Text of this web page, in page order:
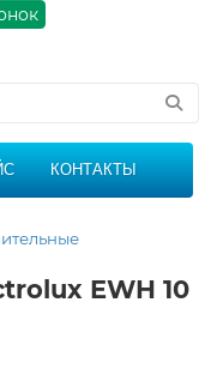
КОНТАКТЫ
EWH 10